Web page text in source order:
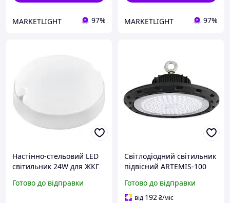
MARKETLIGHT 97% MARKETLIGHT 97%
Настінно-стельовий LED
світильник 24W для ЖКГ
форми 6400 К білий IP54
Готово до відправки
Світлодіодний світильник
підвісний ARTEMIS-100
Готово до відправки
від 192₴/міс